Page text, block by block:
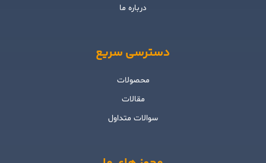
درباره ما
دسترسی سریع
محصولات
مقالات
سوالات متداول